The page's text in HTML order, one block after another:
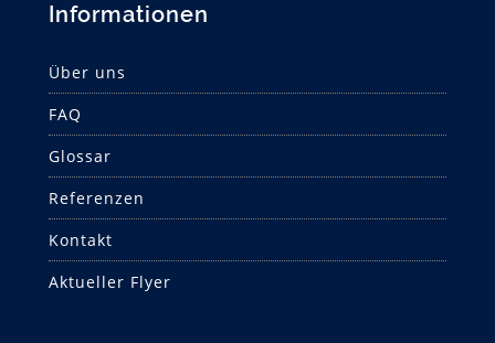
Informationen
Über uns
FAQ
Glossar
Referenzen
Kontakt
Aktueller Flyer